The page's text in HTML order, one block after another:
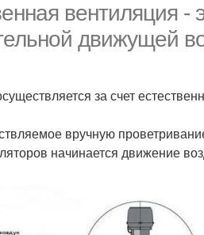
вентиляция -
движущей
за счет
вручную
начинается движение